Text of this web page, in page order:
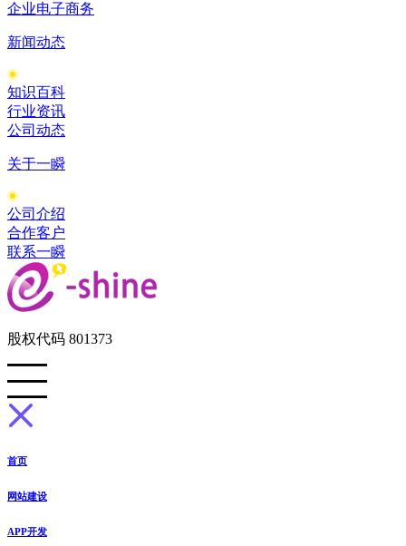
企业电子商务
新闻动态
知识百科
行业资讯
公司动态
关于一瞬
公司介绍
合作客户
联系一瞬
股权代码 801373
首页
网站建设
APP开发